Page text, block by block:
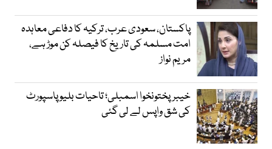
پاکستان، سعودی عرب، ترکیہ کا دفاعی معاہدہ
امت مسلمہ کی تاریخ کا فیصلہ کن موڑ ہے،
مریم نواز
خیبرپختونخوا اسمبلی؛ تاحیات بلیو پاسپورٹ
کی شق واپس لے لی گئی